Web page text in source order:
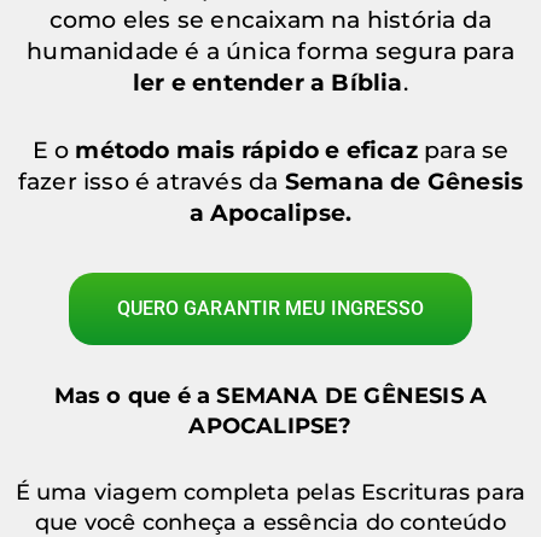
como eles se encaixam na história da
humanidade é a única forma segura para
ler e entender a Bíblia.
E o método mais rápido e eficazpara se
fazer isso é através da Semana de Gênesis
a Apocalipse.
QUERO GARANTIR MEU INGRESSO
Mas o que é a SEMANA DE GÊNESIS A
APOCALIPSE?
É uma viagem completa pelas Escrituras para
que você conheça a essência do conteúdo